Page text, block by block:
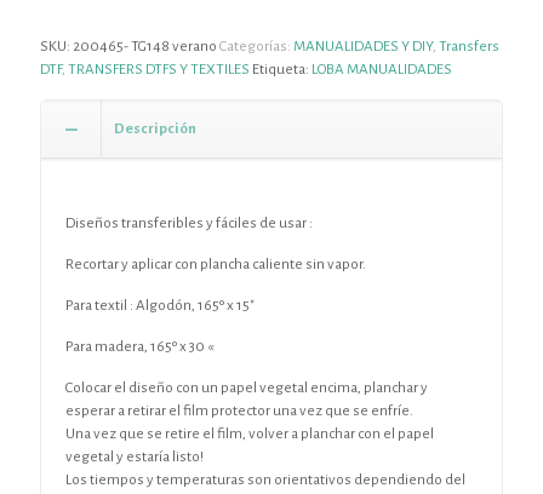
SKU: 200465- TG148 verano Categorías: MANUALIDADES Y DIY, Transfers
DTF, TRANSFERS DTFS Y TEXTILES Etiqueta: LOBA MANUALIDADES
Descripción
Diseños transferibles y fáciles de usar :
Recortar y aplicar con plancha caliente sin vapor.
Para textil : Algodón, 165º x 15″
Para madera, 165º x 30 «
Colocar el diseño con un papel vegetal encima, planchar y
esperar a retirar el film protector una vez que se enfríe.
Una vez que se retire el film, volver a planchar con el papel
vegetal y estaría listo!
Los tiempos y temperaturas son orientativos dependiendo del